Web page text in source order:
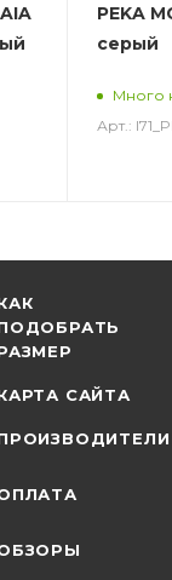
PEKA
серый
Много
Арт.:
САЙТА